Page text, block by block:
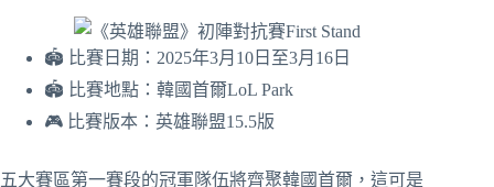
🏟️ 比賽日期：2025年3月10日至3月16日
🏟️ 比賽地點：韓國首爾LoL Park
🎮 比賽版本：英雄聯盟15.5版
五大賽區第一賽段的冠軍隊伍將齊聚韓國首爾，這可是